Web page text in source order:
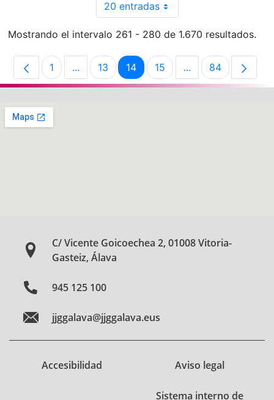
20 entradas
Mostrando el intervalo 261 - 280 de 1.670 resultados.
Página
1 ...Páginas intermedias Use TAB para
Página
13 Página
14 Página
15 ...PáginasPágina
84
C/ Vicente Goicoechea 2, 01008 Vitoria-
Gasteiz, Álava
945 125 100
jjggalava@jjggalava.eus
Accesibilidad Aviso legal
Sistema interno de